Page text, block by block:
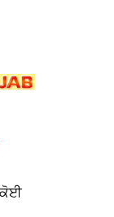
ਕੋਈ